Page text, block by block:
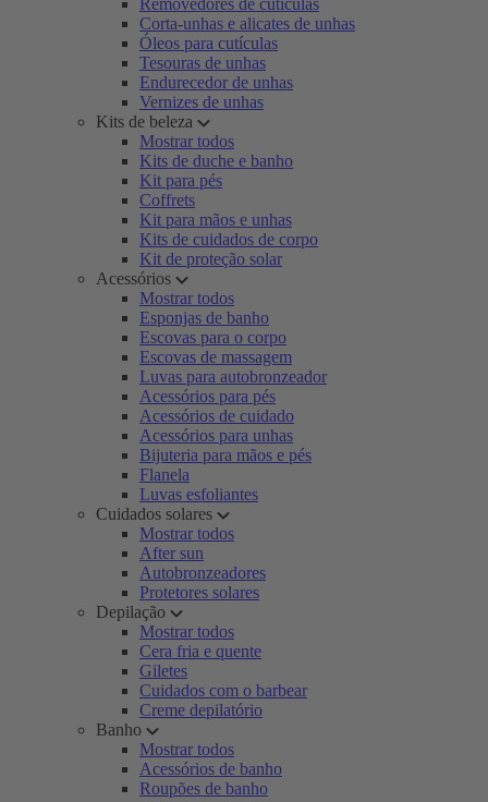
Removedores de cutículas
Corta-unhas e alicates de unhas
Óleos para cutículas
Tesouras de unhas
Endurecedor de unhas
Vernizes de unhas
Kits de beleza
Mostrar todos
Kits de duche e banho
Kit para pés
Coffrets
Kit para mãos e unhas
Kits de cuidados de corpo
Kit de proteção solar
Acessórios
Mostrar todos
Esponjas de banho
Escovas para o corpo
Escovas de massagem
Luvas para autobronzeador
Acessórios para pés
Acessórios de cuidado
Acessórios para unhas
Bijuteria para mãos e pés
Flanela
Luvas esfoliantes
Cuidados solares
Mostrar todos
After sun
Autobronzeadores
Protetores solares
Depilação
Mostrar todos
Cera fria e quente
Giletes
Cuidados com o barbear
Creme depilatório
Banho
Mostrar todos
Acessórios de banho
Roupões de banho